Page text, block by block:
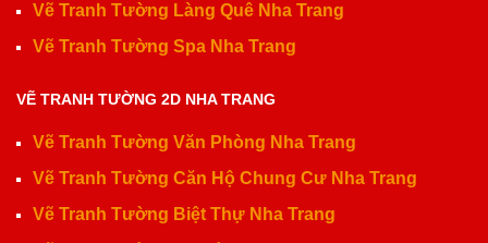
Vẽ Tranh Tường Làng Quê Nha Trang
Vẽ Tranh Tường Spa Nha Trang
VẼ TRANH TƯỜNG 2D NHA TRANG
Vẽ Tranh Tường Văn Phòng Nha Trang
Vẽ Tranh Tường Căn Hộ Chung Cư Nha Trang
Vẽ Tranh Tường Biệt Thự Nha Trang